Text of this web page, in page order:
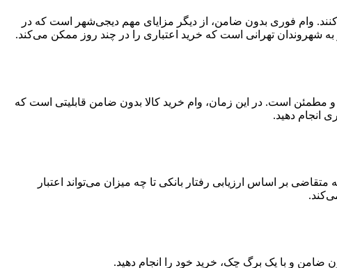
وام فوری بدون ضامن، از دیگر مزایای مهم دیجی‌شهر است که در
شهروندان تهرانی است که خرید اعتباری را در چند روز ممکن می‌کند.
مطمئن است. در این زمان، وام خرید کالا بدون ضامن قابلیتی است که
انجام دهید.
بر اساس ارزیابی رفتار بانکی تا چه میزان می‌تواند اعتبار
ضامن و با یک برگ چک، خرید خود را انجام دهید.